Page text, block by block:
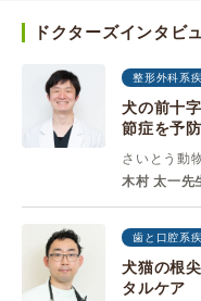
ドクターズインタビ
整形外科系
犬の前十
節症を予
さいとう動
木村 太一先
歯と口腔系
犬猫の根
タルケア